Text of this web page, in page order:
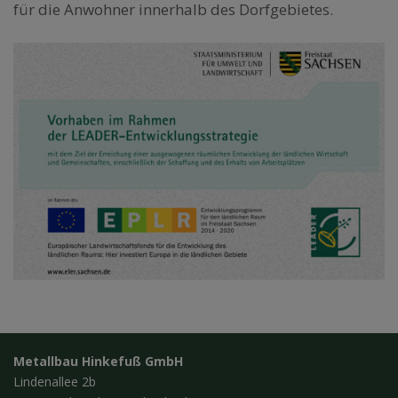
für die Anwohner innerhalb des Dorfgebietes.
Metallbau Hinkefuß GmbH
Lindenallee 2b